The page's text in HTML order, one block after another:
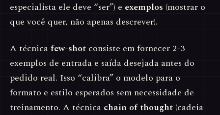
especialista ele deve “ser”) e exemplos (mostrar o
que você quer, não apenas descrever).
A técnicafew-shot consiste em fornecer 2-3
exemplos de entrada e saída desejada antes do
pedido real. Isso “calibra” o modelo para o
formato e estilo esperados sem necessidade de
treinamento. A técnica chain of thought (cadeia